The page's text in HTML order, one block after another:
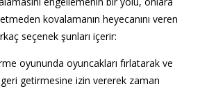
kovalamanın heyecanını veren
seçenek şunları içerir:
oyununda oyuncakları fırlatarak ve
getirmesine izin vererek zaman